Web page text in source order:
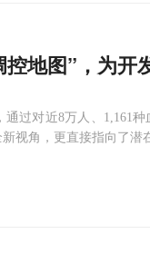
地图”，为开
过对近8万人、1,161
视角，更直接指向了潜